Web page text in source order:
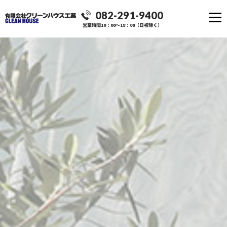
082-291-9400
営業時間10：00～18：00（日祝除く）